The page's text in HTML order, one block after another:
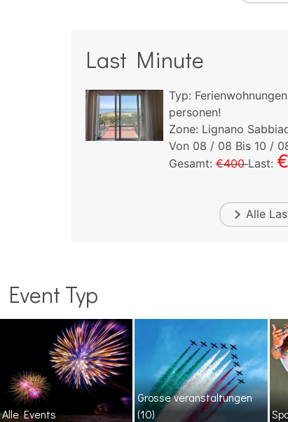
Last Minute
Typ:
personen!
Zone: Lignano
Von 09 / 08 Bis 15 /
Gesamt: €690Last:
Alle
Event Typ
Alle Events
Grosse veranstaltungen
(10)